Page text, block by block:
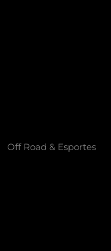
Off Road & Esportes